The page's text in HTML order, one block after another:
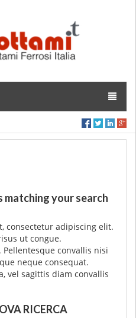
matching your search
consectetur adipiscing elit.
ut congue.
convallis nisi
neque consequat.
vel sagittis diam convallis
RICERCA